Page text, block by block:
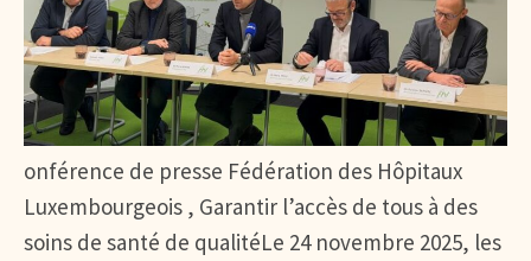
onférence de presse Fédération des Hôpitaux
Luxembourgeois , Garantir l’accès de tous à des
soins de santé de qualitéLe 24 novembre 2025, les